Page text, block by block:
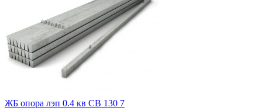
ЖБ опора лэп 0.4 кв СВ 130 7